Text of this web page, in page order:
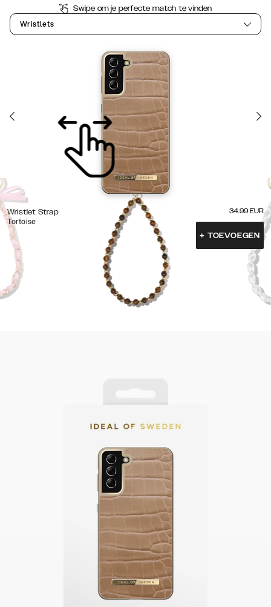
Swipe om je perfecte match te vinden
Wristlets
Wristlet Strap
Tortoise
34.99 EUR
+ TOEVOEGEN